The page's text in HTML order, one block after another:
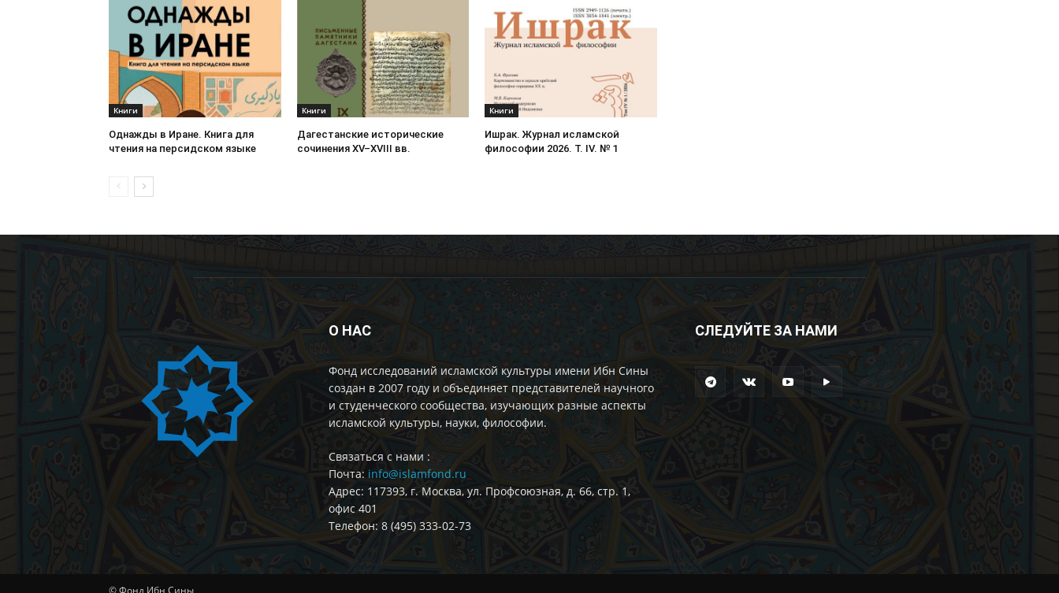
Книги
Однажды в Иране. Книга для
чтения на персидском языке
Книги
Дагестанские исторические
сочинения XV–XVIII вв.
Книги
Ишрак. Журнал исламской
философии 2026. Т. IV. № 1
О НАС
Фонд исследований исламской культуры имени Ибн Сины
создан в 2007 году и объединяет представителей научного
и студенческого сообщества, изучающих разные аспекты
исламской культуры, науки, философии.
Cвязаться с нами :
Почта: info@islamfond.ru
Адрес: 117393, г. Москва, ул. Профсоюзная, д. 66, стр. 1,
офис 401
Телефон: 8 (495) 333-02-73
СЛЕДУЙТЕ ЗА НАМИ